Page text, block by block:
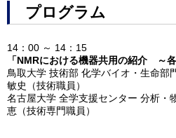
プログラム
14：00 ～ 14：15
「NMRにおける機器共用の紹介 ～
鳥取大学 技術部 化学バイオ・生
敏史（技術職員）
名古屋大学 全学支援センター 分
恵（技術専門職員）